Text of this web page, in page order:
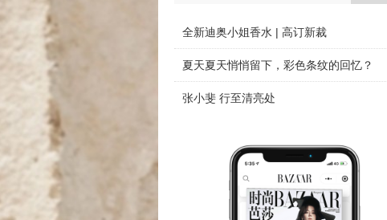
全新迪奥小姐香水 | 高订新裁
夏天夏天悄悄留下，彩色条纹的回忆？
张小斐 行至清亮处